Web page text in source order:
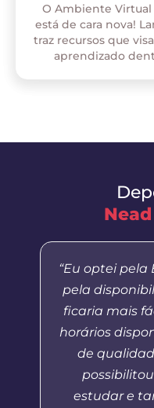
O Ambiente
está de cara nova!
traz recursos que
aprendizado
“Eu optei
pela
ficaria mais
horários
de
estudar e